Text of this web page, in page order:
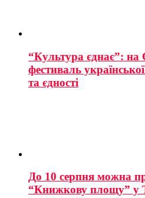
“Культура єднає”: на
фестиваль
та єдності
До 10 серпня можна
“Книжкову площу” у